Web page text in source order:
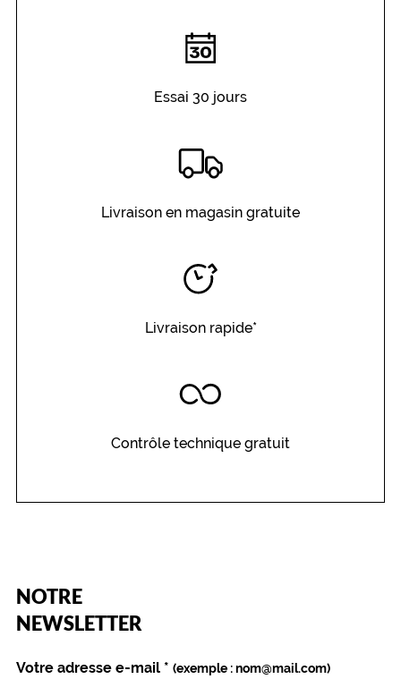
Fournisseur
Codir
Citizen
Essai 30 jours
Livraison en magasin gratuite
Livraison rapide*
Contrôle technique gratuit
NOTRE
NEWSLETTER
Name
Votre adresse e-mail *
(Ce
champ
est
obligatoire)
(exemple : nom@mail.com)